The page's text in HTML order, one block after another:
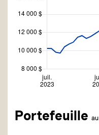
Portefeuille